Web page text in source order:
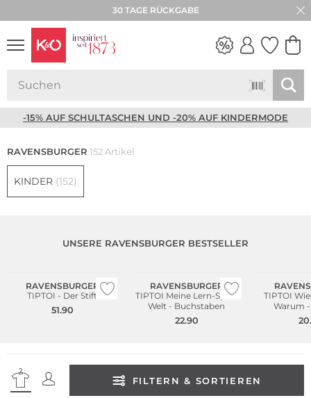
30 TAGE RÜCKGABE
-15% AUF SCHULTASCHEN UND -20% AUF KINDERMODE
RAVENSBURGER 152 Artikel
KINDER (152)
UNSERE RAVENSBURGER BESTSELLER
RAVENSBURGER
TIPTOI - Der Stift
51.90
RAVENSBURGER
TIPTOI Meine Lern-Spiel-
Welt - Buchstaben
22.90
TIPTOI Wieso Weshalb
Warum
FILTERN & SORTIEREN